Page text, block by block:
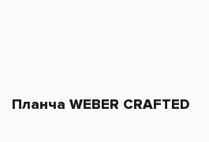
Планча WEBER CRAFTED